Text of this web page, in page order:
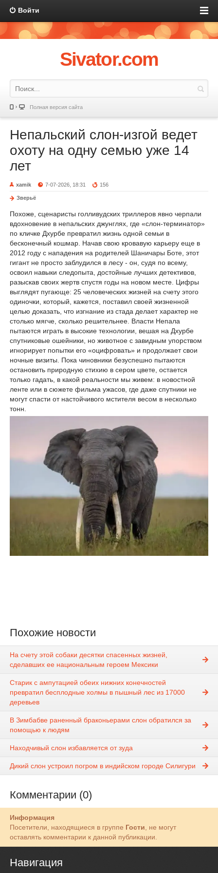
Войти
Sivator.com
Полная версия сайта
Непальский слон-изгой ведет
охоту на одну семью уже 14
лет
xamik 7-07-2026, 18:31 156
Зверьё
Похоже, сценаристы голливудских триллеров явно черпали
вдохновение в непальских джунглях, где «слон-терминатор»
по кличке Дхурбе превратил жизнь одной семьи в
бесконечный кошмар. Начав свою кровавую карьеру еще в
2012 году с нападения на родителей Шаничары Боте, этот
гигант не просто заблудился в лесу - он, судя по всему,
освоил навыки следопыта, достойные лучших детективов,
разыскав своих жертв спустя годы на новом месте. Цифры
выглядят пугающе: 25 человеческих жизней на счету этого
одиночки, который, кажется, поставил своей жизненной
целью доказать, что изгнание из стада делает характер не
столько мягче, сколько решительнее. Власти Непала
пытаются играть в высокие технологии, вешая на Дхурбе
спутниковые ошейники, но животное с завидным упорством
игнорирует попытки его «оцифровать» и продолжает свои
ночные визиты. Пока чиновники безуспешно пытаются
остановить природную стихию в сером цвете, остается
только гадать, в какой реальности мы живем: в новостной
ленте или в сюжете фильма ужасов, где даже спутники не
могут спасти от настойчивого мстителя весом в несколько
тонн.
Похожие новости
На счету этой собаки десятки спасенных жизней,
сделавших ее национальным героем Мексики
Старик с ампутацией обеих нижних конечностей
превратил бесплодные холмы в пышный лес из 17000
деревьев
В Зимбабве раненный браконьерами слон обратился за
помощью к людям
Находчивый слон избавляется от зуда
Дикий слон устроил погром в индийском городе Силигури
Комментарии (0)
Информация
Посетители, находящиеся в группе Гости, не могут
оставлять комментарии к данной публикации.
Навигация